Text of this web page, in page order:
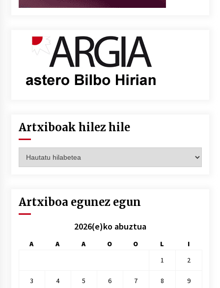
Artxiboak hilez hile
hilez
Artxiboa egunez egun
2026(e)ko abuztua
A A A O O L
I
1
2
3 4 5 6 7 8 9